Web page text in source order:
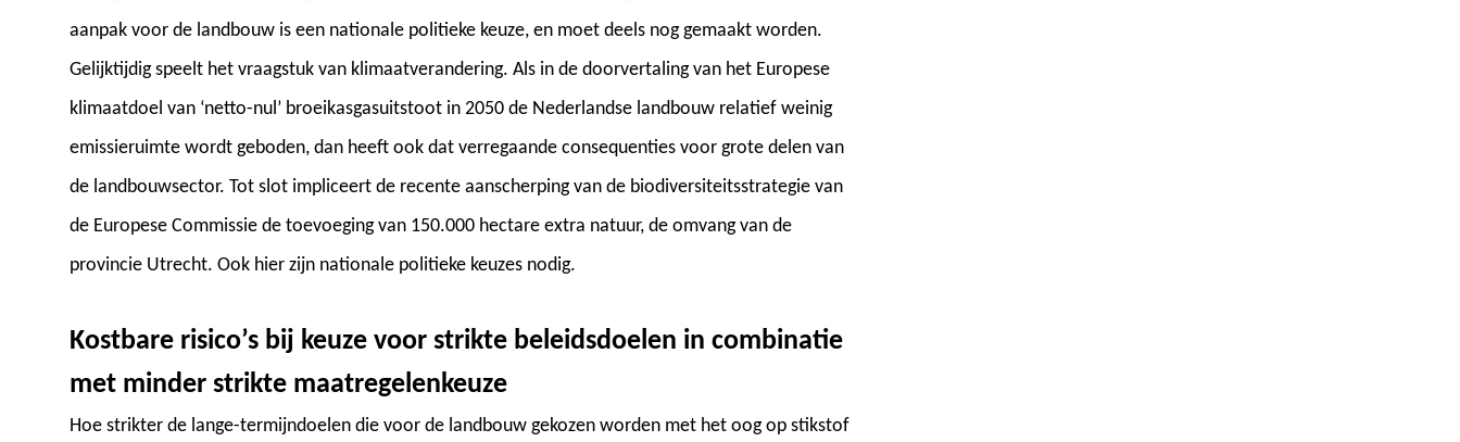
aanpak voor de landbouw is een nationale politieke keuze, en moet deels nog gemaakt worden.
Gelijktijdig speelt het vraagstuk van klimaatverandering. Als in de doorvertaling van het Europese
klimaatdoel van ‘netto-nul’ broeikasgasuitstoot in 2050 de Nederlandse landbouw relatief weinig
emissieruimte wordt geboden, dan heeft ook dat verregaande consequenties voor grote delen van
de landbouwsector. Tot slot impliceert de recente aanscherping van de biodiversiteitsstrategie van
de Europese Commissie de toevoeging van 150.000 hectare extra natuur, de omvang van de
provincie Utrecht. Ook hier zijn nationale politieke keuzes nodig.
Kostbare risico’s bij keuze voor strikte beleidsdoelen in combinatie
met minder strikte maatregelenkeuze
Hoe strikter de lange-termijndoelen die voor de landbouw gekozen worden met het oog op stikstof